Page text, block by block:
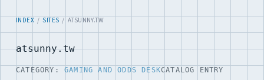
INDEX / SITES / ATSUNNY.TW
atsunny.tw
CATEGORY: GAMING AND ODDS DESKCATALOG ENTRY